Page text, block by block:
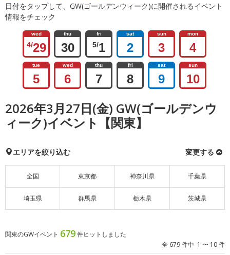
日付をタップして、GW(ゴールデンウィーク)に開催されるイベント
情報をチェック
wed
4/29
thu
30
fri
5/1
sat
2
sun
3
mon
4
tue
5
wed
6
thu
7
fri
8
sat
9
sun
10
2026年3月27日(金) GW(ゴールデンウ
ィーク)イベント【関東】
エリアを絞り込む 変更する
全国 東京都 神奈川県 千葉県
埼玉県 群馬県 栃木県 茨城県
関東のGWイベント 679件ヒットしました
全 679 件中 1 〜 10 件